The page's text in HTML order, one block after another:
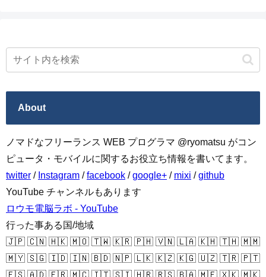
About
ノマドなフリーランス WEB プログラマ @ryomatsu がコン
ピュータ・モバイルに関するお役立ち情報を書いてます。
twitter / Instagram /facebook /google+ / mixi /github
YouTube チャンネルもあります
ロウモ電脳ラボ - YouTube
行った事ある国/地域
🇯🇵 🇨🇳 🇭🇰 🇲🇴 🇹🇼 🇰🇷 🇵🇭 🇻🇳 🇱🇦 🇰🇭 🇹🇭 🇲🇲
🇲🇾 🇸🇬 🇮🇩 🇮🇳 🇧🇩 🇳🇵 🇱🇰 🇰🇿 🇰🇬 🇺🇿 🇹🇷 🇵🇹
🇪🇸 🇦🇩 🇫🇷 🇲🇨 🇮🇹 🇸🇮 🇭🇷 🇷🇸 🇧🇦 🇲🇪 🇽🇰 🇲🇰